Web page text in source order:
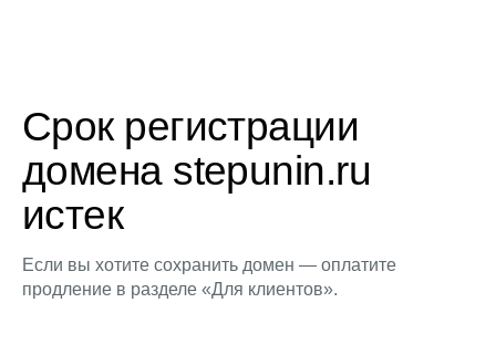
Срок регистрации
домена stepunin.ru
истек
Если вы хотите сохранить домен — оплатите
продление в разделе «Для клиентов».